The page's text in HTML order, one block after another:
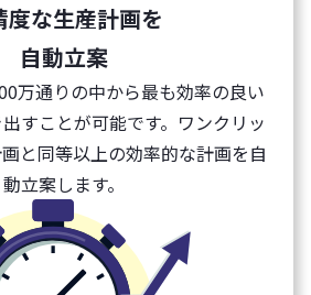
度な生産計画を
自動立案
万通りの中から最も効率の良い
すことが可能です。ワンクリッ
と同等以上の効率的な計画を自
動立案します。